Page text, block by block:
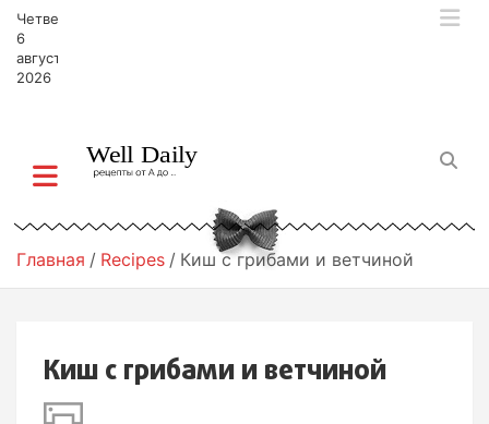
Четверг,
6
августа,
2026
Главная Recipes Киш с грибами и ветчиной
Киш с грибами и ветчиной